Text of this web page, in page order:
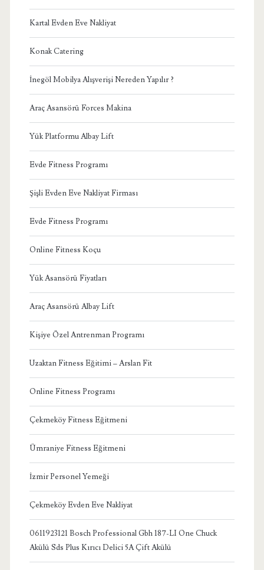
Kartal Evden Eve Nakliyat
Konak Catering
İnegöl Mobilya Alışverişi Nereden Yapılır ?
Araç Asansörü Forces Makina
Yük Platformu Albay Lift
Evde Fitness Programı
Şişli Evden Eve Nakliyat Firması
Evde Fitness Programı
Online Fitness Koçu
Yük Asansörü Fiyatları
Araç Asansörü Albay Lift
Kişiye Özel Antrenman Programı
Uzaktan Fitness Eğitimi – Arslan Fit
Online Fitness Programı
Çekmeköy Fitness Eğitmeni
Ümraniye Fitness Eğitmeni
İzmir Personel Yemeği
Çekmeköy Evden Eve Nakliyat
0611923121 Bosch Professional Gbh 187-LI One Chuck
Akülü Sds Plus Kırıcı Delici 5A Çift Akülü